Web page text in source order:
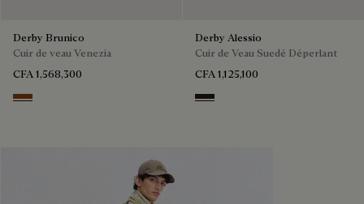
Derby Brunico
Cuir de veau Venezia
CFA 1,568,300
Cacao Intenso
Derby Alessio
Cuir de Veau Suedé Déperlant
CFA 1,125,100
Brown